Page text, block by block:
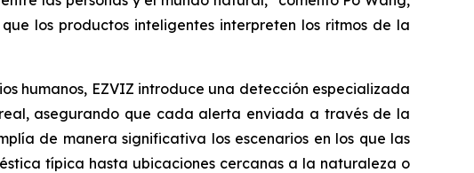
los productos inteligentes interpreten los ritmos de la
humanos, EZVIZ introduce una detección especializada
asegurando que cada alerta enviada a través de la
de manera significativa los escenarios en los que las
típica hasta ubicaciones cercanas a la naturaleza o